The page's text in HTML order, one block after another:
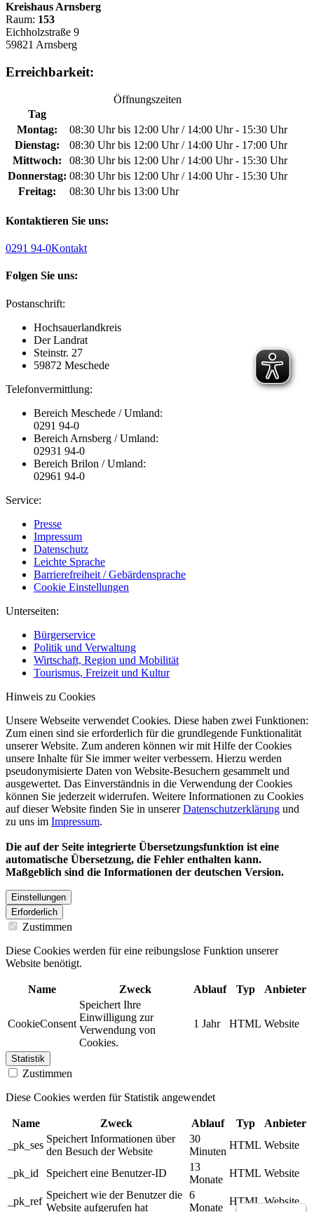
Kreishaus Arnsberg
Raum: 153
Eichholzstraße 9
59821 Arnsberg
Erreichbarkeit:
Öffnungszeiten
Tag
Montag:
08:30 Uhr bis 12:00 Uhr / 14:00 Uhr - 15:30 Uhr
Dienstag:
08:30 Uhr bis 12:00 Uhr / 14:00 Uhr - 17:00 Uhr
Mittwoch:
08:30 Uhr bis 12:00 Uhr / 14:00 Uhr - 15:30 Uhr
Donnerstag: 08:30 Uhr bis 12:00 Uhr / 14:00 Uhr - 15:30 Uhr
Freitag:
08:30 Uhr bis 13:00 Uhr
Kontaktieren Sie uns:
0291 94-0Kontakt
Folgen Sie uns:
Postanschrift:
Hochsauerlandkreis
Der Landrat
Steinstr. 27
59872 Meschede
Telefonvermittlung:
Bereich Meschede / Umland:
0291 94-0
Bereich Arnsberg / Umland:
02931 94-0
Bereich Brilon / Umland:
02961 94-0
Service:
Presse
Impressum
Datenschutz
Leichte Sprache
Barrierefreiheit / Gebärdensprache
Cookie Einstellungen
Unterseiten:
Bürgerservice
Politik und Verwaltung
Wirtschaft, Region und Mobilität
Tourismus, Freizeit und Kultur
Hinweis zu Cookies
Unsere Webseite verwendet Cookies. Diese haben zwei Funktionen:
Zum einen sind sie erforderlich für die grundlegende Funktionalität
unserer Website. Zum anderen können wir mit Hilfe der Cookies
unsere Inhalte für Sie immer weiter verbessern. Hierzu werden
pseudonymisierte Daten von Website-Besuchern gesammelt und
ausgewertet. Das Einverständnis in die Verwendung der Cookies
können Sie jederzeit widerrufen. Weitere Informationen zu Cookies
auf dieser Website finden Sie in unsererDatenschutzerklärung und
zu uns im Impressum.
Die auf der Seite integrierte Übersetzungsfunktion ist eine
automatische Übersetzung, die Fehler enthalten kann.
Maßgeblich sind die Informationen der deutschen Version.
Einstellungen
Erforderlich
Zustimmen
Diese Cookies werden für eine reibungslose Funktion unserer
Website benötigt.
Name Zweck Ablauf Typ Anbieter
CookieConsent
Speichert Ihre
Einwilligung zur
Verwendung von
Cookies.
1 Jahr HTML Website
Statistik
Zustimmen
Diese Cookies werden für Statistik angewendet
Name Zweck Ablauf Typ
Anbieter
_pk_ses
Speichert Informationen über
den Besuch der Website
30
Minuten
HTML Website
_pk_id Speichert eine Benutzer-ID
13
Monate
HTML Website
_pk_ref
Speichert wie der Benutzer die
Website aufgerufen hat
6
Monate
HTML Website